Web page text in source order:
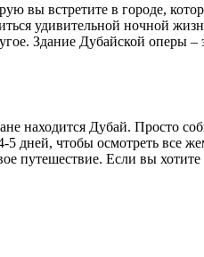
вы встретите в городе,
удивительной ночной
Здание Дубайской оперы
находится Дубай. Просто
чтобы осмотреть все
путешествие. Если вы